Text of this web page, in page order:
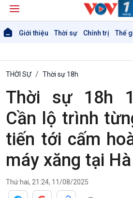
Giới thiệu Thời sự Chính trị Thế
Giới thiệu
THỜI SỰ Thời sự 18h
Thời sự 18h
Cần lộ trình
tiến tới cấm
máy xăng tại
Thứ hai, 21:24, 11/08/2025